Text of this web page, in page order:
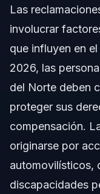
Cerebrales
Paso a Paso:
Lista de
Cronograma:
Costos y
Indemnización
Errores
Reclamaciones
Las
involucrar
que influyen en
2026, las
del Norte deben
proteger sus
compensación.
originarse por
automovilísticos,
discapacidades